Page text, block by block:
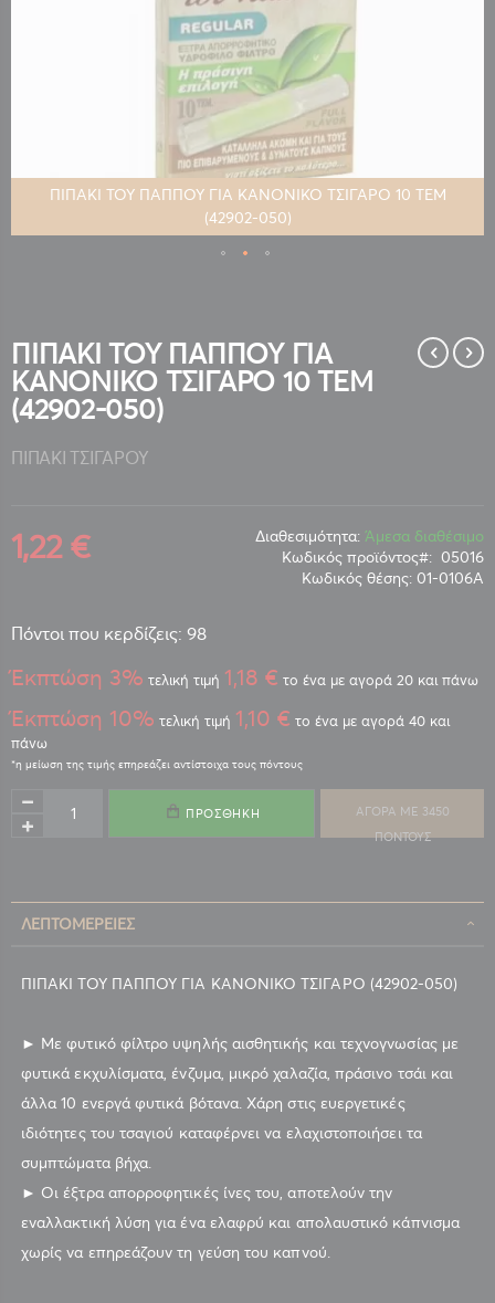
ΠΙΠΑΚΙ ΤΟΥ ΠΑΠΠΟΥ ΓΙΑ ΚΑΝΟΝΙΚΟ ΤΣΙΓΑΡΟ 10 ΤΕΜ
(42902-050)
της
συλλογής
εικόνων
ΠΙΠΑΚΙ ΤΟΥ ΠΑΠΠΟΥ ΓΙΑ
ΚΑΝΟΝΙΚΟ ΤΣΙΓΑΡΟ 10 ΤΕΜ
(42902-050)
ΠΙΠΑΚΙ ΤΣΙΓΑΡΟΥ
1,22 € Διαθεσιμότητα: Άμεσα διαθέσιμο
Κωδικός προϊόντος
05016
Κωδικός θέσης: 01-0106Α
Πόντοι που κερδίζεις: 98
Έκπτώση 3% τελική τιμή 1,18 € το ένα με αγορά 20 και πάνω
Έκπτώση 10% τελική τιμή 1,10 € το ένα με αγορά 40 και
πάνω
ΠΡΟΣΘΉΚΗ
ΑΓΟΡΑ ΜΕ 3450
ΠΟΝΤΟΥΣ
ΛΕΠΤΟΜΈΡΕΙΕΣ
ΠΙΠΑΚΙ ΤΟΥ ΠΑΠΠΟΥ ΓΙΑ ΚΑΝΟΝΙΚΟ ΤΣΙΓΑΡΟ (42902-050)
► Με φυτικό φίλτρο υψηλής αισθητικής και τεχνογνωσίας με
φυτικά εκχυλίσματα, ένζυμα, μικρό χαλαζία, πράσινο τσάι και
άλλα 10 ενεργά φυτικά βότανα. Χάρη στις ευεργετικές
ιδιότητες του τσαγιού καταφέρνει να ελαχιστοποιήσει τα
συμπτώματα βήχα.
► Οι έξτρα απορροφητικές ίνες του, αποτελούν την
εναλλακτική λύση για ένα ελαφρύ και απολαυστικό κάπνισμα
χωρίς να επηρεάζουν τη γεύση του καπνού.